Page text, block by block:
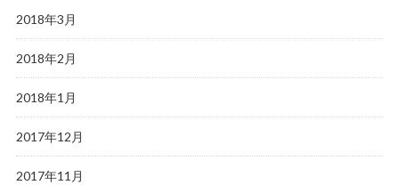
2018年3月
2018年2月
2018年1月
2017年12月
2017年11月